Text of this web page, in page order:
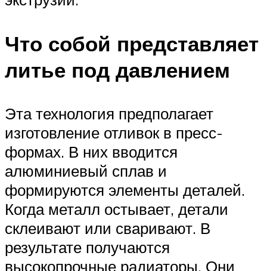
Что собой представляет
литье под давлением
Эта технология предполагает
изготовление отливок в пресс-
формах. В них вводится
алюминиевый сплав и
формируются элементы деталей.
Когда металл остывает, детали
склеивают или сваривают. В
результате получаются
высокопрочные радиаторы. Они